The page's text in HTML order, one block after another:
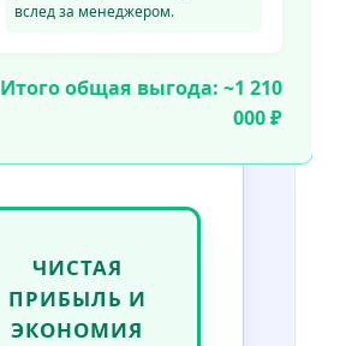
вслед за менеджером.
Итого общая выгода: ~1 210
000 ₽
ЧИСТАЯ
ПРИБЫЛЬ И
ЭКОНОМИЯ